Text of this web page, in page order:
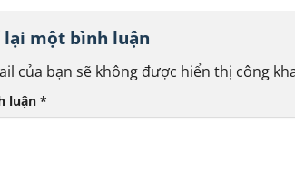
lại một bình luận
của bạn sẽ không được hiển thị công
luận *